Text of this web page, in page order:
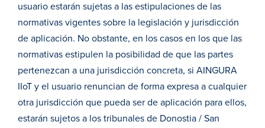
usuario estarán sujetas a las estipulaciones de las
normativas vigentes sobre la legislación y jurisdicción
de aplicación. No obstante, en los casos en los que las
normativas estipulen la posibilidad de que las partes
pertenezcan a una jurisdicción concreta, si AINGURA
IIoT y el usuario renuncian de forma expresa a cualquier
otra jurisdicción que pueda ser de aplicación para ellos,
estarán sujetos a los tribunales de Donostia / San